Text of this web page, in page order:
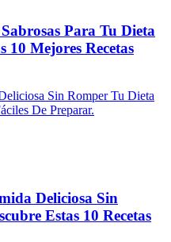
Para Tu Dieta
10 Mejores Recetas
Deliciosa Sin
Estas 10 Recetas